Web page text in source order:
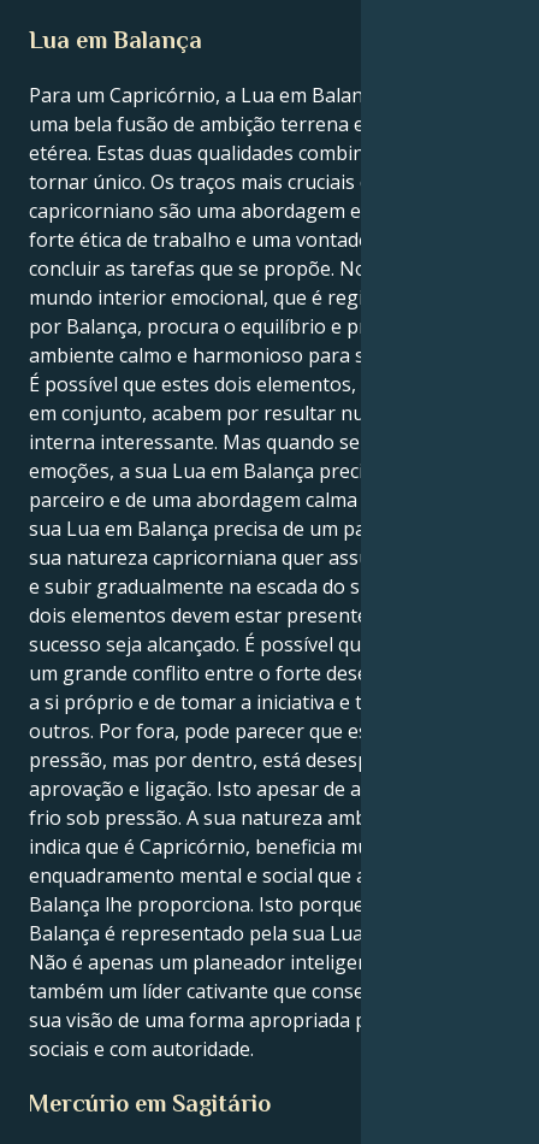
Lua em Balança
Para um Capricórnio, a Lua em Balança representa
uma bela fusão de ambição terrena e harmonia
etérea. Estas duas qualidades combinam-se para o
tornar único. Os traços mais cruciais de um
capricorniano são uma abordagem estratégica, uma
forte ética de trabalho e uma vontade inabalável de
concluir as tarefas que se propõe. No entanto, o seu
mundo interior emocional, que é regido pela Lua e
por Balança, procura o equilíbrio e precisa de um
ambiente calmo e harmonioso para se sentir seguro.
É possível que estes dois elementos, ao trabalharem
em conjunto, acabem por resultar numa dinâmica
interna interessante. Mas quando se trata de gerir as
emoções, a sua Lua em Balança precisa de um
parceiro e de uma abordagem calma e controlada. A
sua Lua em Balança precisa de um parceiro, mas a
sua natureza capricorniana quer assumir o controlo
e subir gradualmente na escada do sucesso. Estes
dois elementos devem estar presentes para que o
sucesso seja alcançado. É possível que isto provoque
um grande conflito entre o forte desejo de se liderar
a si próprio e de tomar a iniciativa e trabalhar com os
outros. Por fora, pode parecer que está calmo sob
pressão, mas por dentro, está desesperado por
aprovação e ligação. Isto apesar de aparentar ser
frio sob pressão. A sua natureza ambiciosa, que
indica que é Capricórnio, beneficia muito do
enquadramento mental e social que a sua Lua em
Balança lhe proporciona. Isto porque o signo de
Balança é representado pela sua Lua em Balança.
Não é apenas um planeador inteligente, mas
também um líder cativante que consegue articular a
sua visão de uma forma apropriada para ambientes
sociais e com autoridade.
Mercúrio em Sagitário